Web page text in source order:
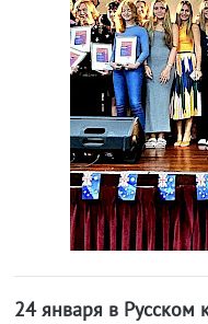
24 января в Русском